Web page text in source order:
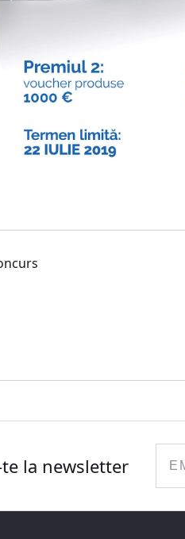
la newsletter